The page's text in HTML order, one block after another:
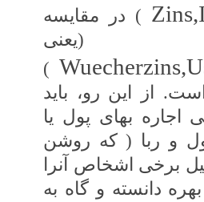
) در مقایسه
(یعنی
)
از این رو، باید
اجاره بهای پول یا
و ربا ( که‏ روشن
برخی اشخاص آنرا
دانسته و گاه به